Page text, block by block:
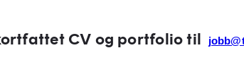
CV og portfolio til